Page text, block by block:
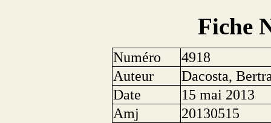
Fiche
Numéro
4918
Auteur
Dacosta,
Date
15 mai 2013
Amj
20130515